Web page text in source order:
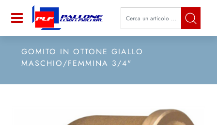
Open La modifica di un filtro
GOMITO IN OTTONE GIALLO
MASCHIO/FEMMINA 3/4"